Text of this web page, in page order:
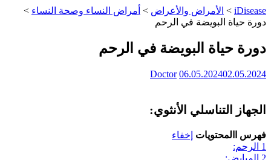
iDisease
> الأمراض والأعراض > أمراض النساء وصحة النساء >
دورة حياة البويضة في الرحم
دورة حياة البويضة في الرحم
06.05.202402.05.2024
Doctor
الجهاز التناسلي الأنثوي:
فهرس االمحتويات إخفاء
1 الرحم:
2 المبايض: